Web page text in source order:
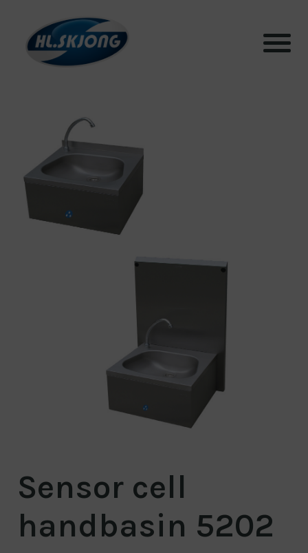
Systems
Test facilities
Sustainability
About us
Contact
NO/
Engineering for a
Sensor cell
handbasin 5202